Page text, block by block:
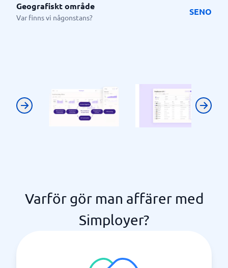
Geografiskt område
Var finns vi någonstans?
SENO
Previous Next
Varför gör man affärer med
Simployer?